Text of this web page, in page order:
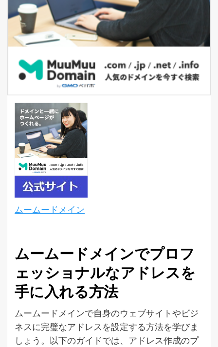
ムームードメイン
ムームードメインでプロフ
ェッショナルなアドレスを
手に入れる方法
ムームードメインで自身のウェブサイトやビジ
ネスに完璧なアドレスを設定する方法を学びま
しょう。以下のガイドでは、アドレス作成のプ